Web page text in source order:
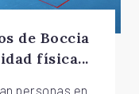
de Boccia
física...
personas en